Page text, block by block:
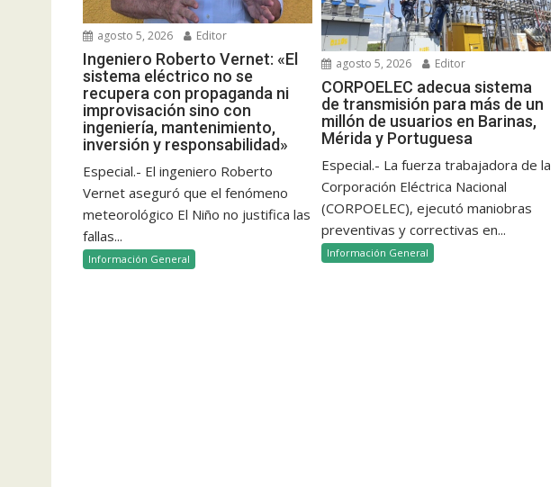
agosto 5, 2026 Editor
Ingeniero Roberto Vernet: «El
sistema eléctrico no se
recupera con propaganda ni
improvisación sino con
ingeniería, mantenimiento,
inversión y responsabilidad»
Especial.- El ingeniero Roberto
Vernet aseguró que el fenómeno
meteorológico El Niño no justifica las
fallas...
Información General
agosto 5, 2026 Editor
CORPOELEC adecua sistema
de transmisión para más de un
millón de usuarios en Barinas,
Mérida y Portuguesa
Especial.- La fuerza trabajadora de la
Corporación Eléctrica Nacional
(CORPOELEC), ejecutó maniobras
preventivas y correctivas en...
Información General